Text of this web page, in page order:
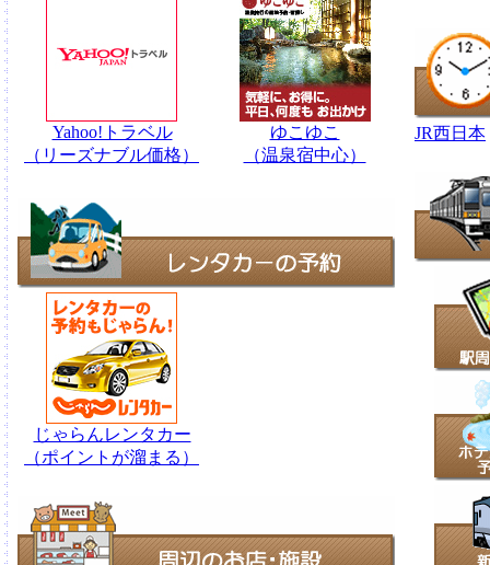
Yahoo!トラベル
（リーズナブル価格）
ゆこゆこ
（温泉宿中心）
じゃらんレンタカー
（ポイントが溜まる）
JR西日本